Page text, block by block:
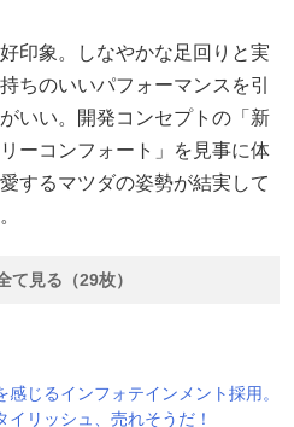
印象。しなやかな足回りと実
ちのいいパフォーマンスを引
いい。開発コンセプトの「新
ーコンフォート」を見事に体
するマツダの姿勢が結実して
て見る（29枚）
感じるインフォテインメント採用。
リッシュ、売れそうだ！